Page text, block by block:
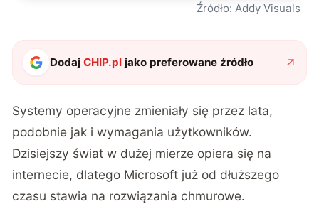
Źródło: Addy Visuals
DodajCHIP.pl jako preferowane źródło
Systemy operacyjne zmieniały się przez lata,
podobnie jak i wymagania użytkowników.
Dzisiejszy świat w dużej mierze opiera się na
internecie, dlatego Microsoft już od dłuższego
czasu stawia na rozwiązania chmurowe.